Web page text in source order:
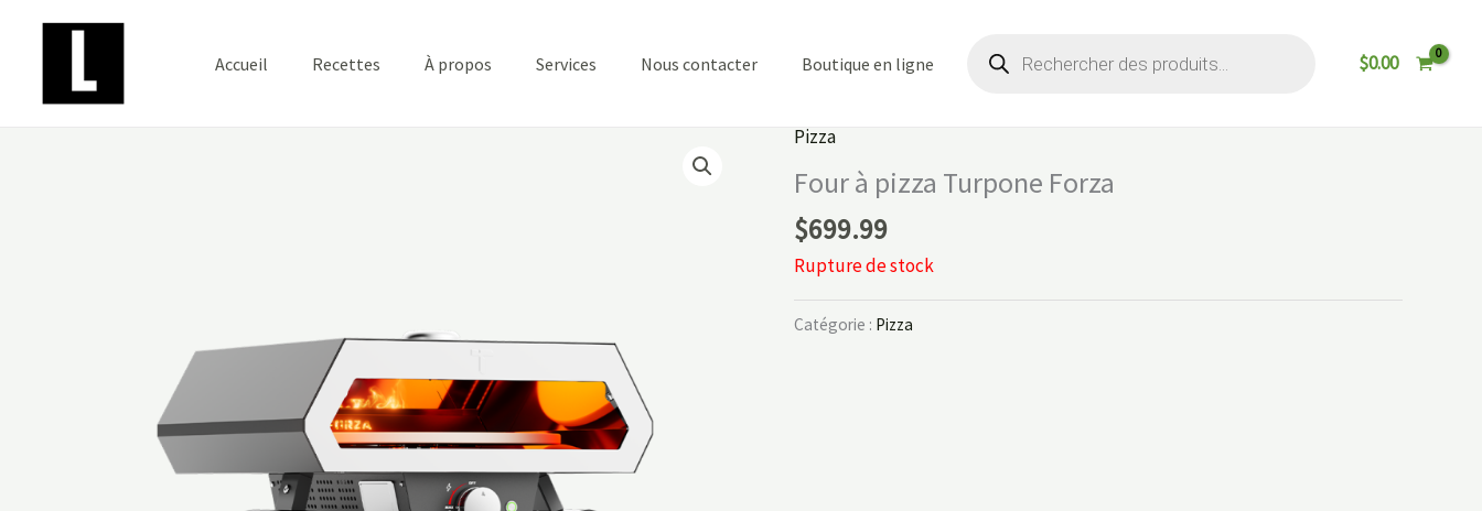
Accueil Recettes À propos Services Nous contacter Boutique en ligne produits $0.00
Pizza
Four à pizza Turpone Forza
$699.99
Rupture de stock
Catégorie : Pizza